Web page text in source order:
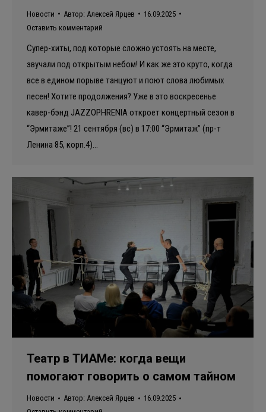
Новости Автор: Алексей Ярцев
16.09.2025
Оставить комментарий
Супер-хиты, под которые сложно устоять на месте,
звучали под открытым небом! И как же это круто, когда
все в едином порыве танцуют и поют слова любимых
песен! Хотите продолжения? Уже в это воскресенье
кавер-бэнд JAZZOPHRENIA откроет концертный сезон в
“Эрмитаже”! 21 сентября (вс) в 17:00 “Эрмитаж” (пр-т
Ленина 85, корп.4)…
Театр в ТИАМе: когда вещи
помогают говорить о самом тайном
Новости Автор: Алексей Ярцев
16.09.2025